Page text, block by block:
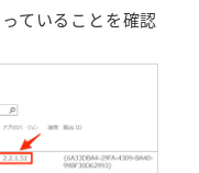
ていることを確認